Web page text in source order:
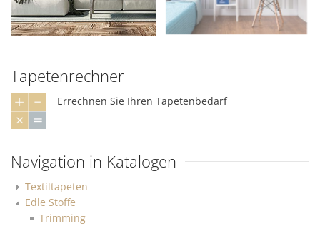
Tapetenrechner
Errechnen Sie Ihren Tapetenbedarf
Navigation in Katalogen
Textiltapeten
Edle Stoffe
Trimming